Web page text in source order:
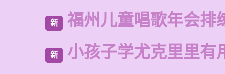
新 福州儿童唱歌年会排
新 小孩子学尤克里里有